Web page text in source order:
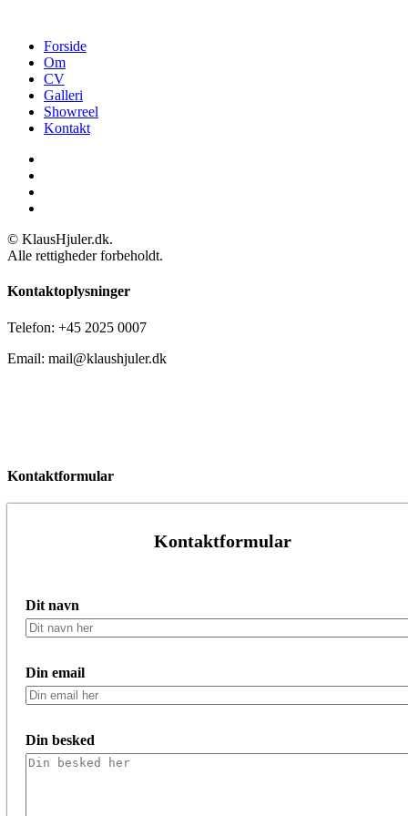
Forside
Om
CV
Galleri
Showreel
Kontakt
© KlausHjuler.dk.
Alle rettigheder forbeholdt.
Kontaktoplysninger
Telefon: +45 2025 0007
Email: mail@klaushjuler.dk
Kontaktformular
Kontaktformular
Dit navn
Din email
Din besked